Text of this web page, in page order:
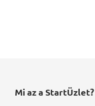
Mi az a StartÜzlet?